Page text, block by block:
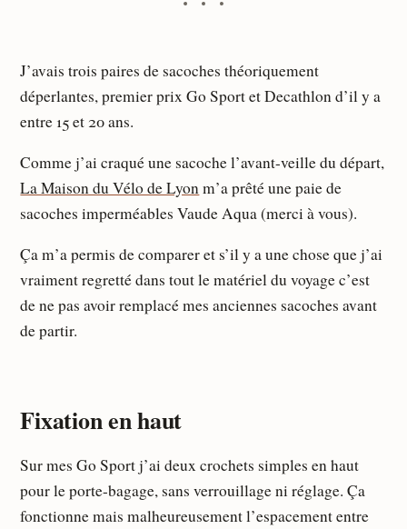
J’avais trois paires de sacoches théoriquement
déperlantes, premier prix Go Sport et Decathlon d’il y a
entre 15 et 20 ans.
Comme j’ai craqué une sacoche l’avant-veille du départ,
La Maison du Vélo de Lyonm’a prêté une paie de
sacoches imperméables Vaude Aqua (merci à vous).
Ça m’a permis de comparer et s’il y a une chose que j’ai
vraiment regretté dans tout le matériel du voyage c’est
de ne pas avoir remplacé mes anciennes sacoches avant
de partir.
Fixation en haut
Sur mes Go Sport j’ai deux crochets simples en haut
pour le porte-bagage, sans verrouillage ni réglage. Ça
fonctionne mais malheureusement l’espacement entre